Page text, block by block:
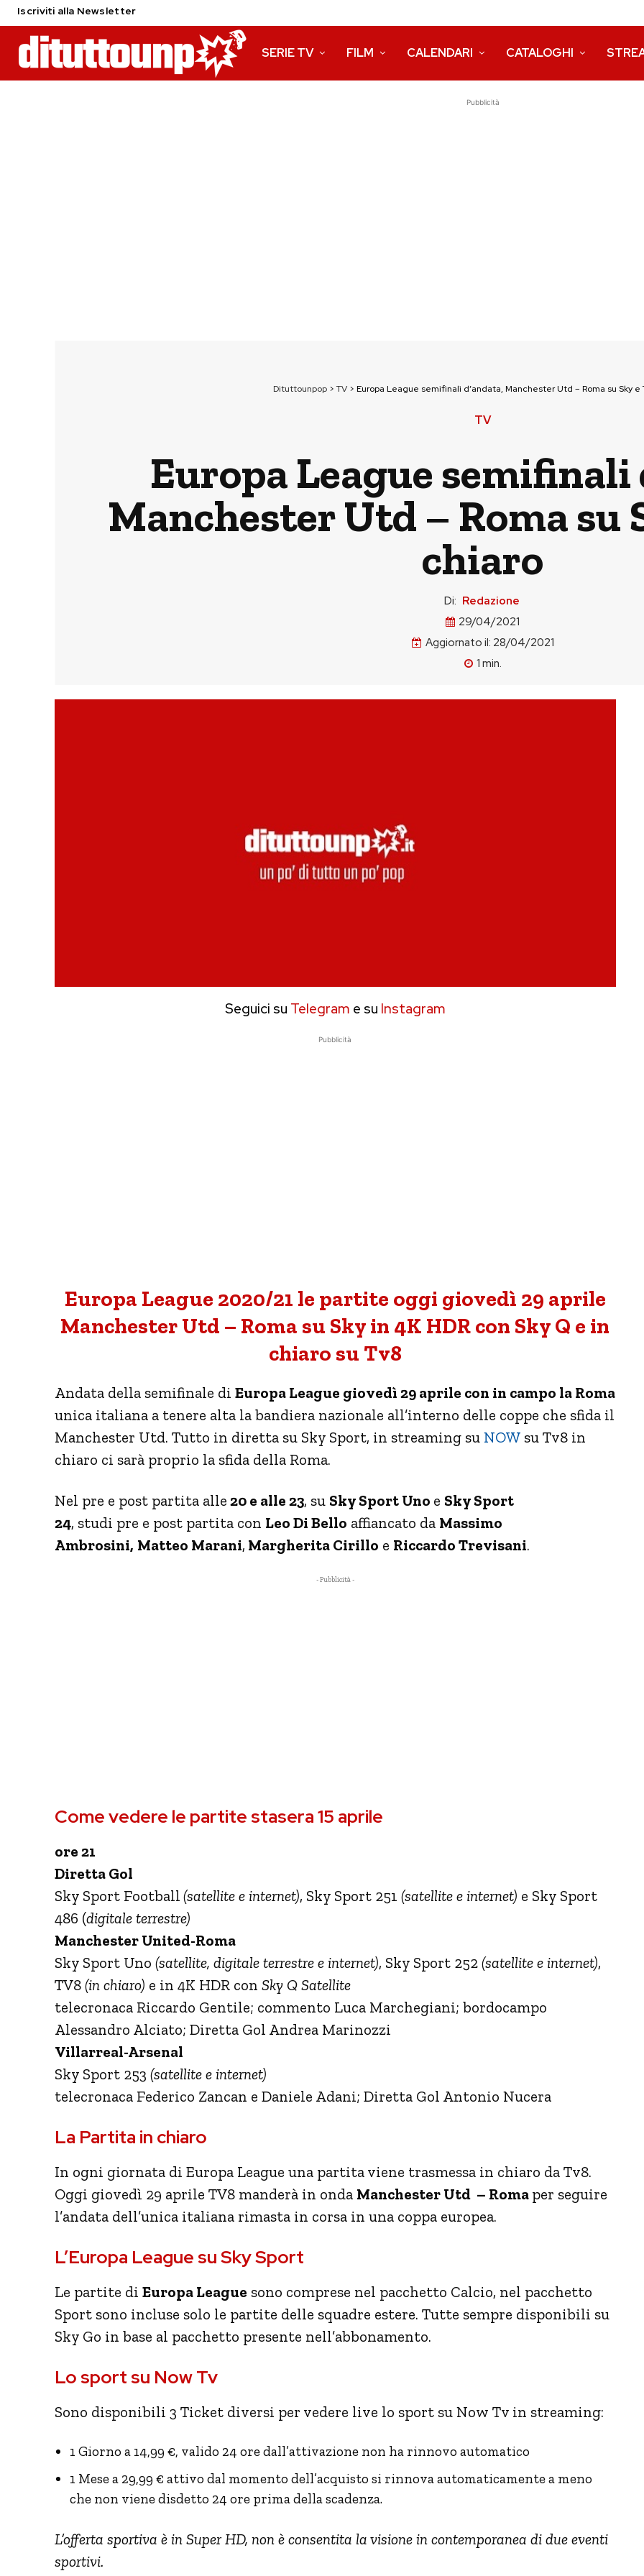
Iscriviti alla Newsletter
SERIE TV FILM CALENDARI CATALOGHI
Pubblicità
Dituttounpop> TV> Europa League semifinali d’andata, Manchester Utd – Roma su Sky e
TV
Europa League semifinali
Manchester Utd – Roma su
chiaro
Di: Redazione
29/04/2021
Aggiornato il: 28/04/2021
1 min.
Seguici su Telegram e su Instagram
Pubblicità
Europa League 2020/21 le partite oggi giovedì 29 aprile
Manchester Utd – Roma su Sky in 4K HDR con Sky Q e in
chiaro su Tv8
Andata della semifinale di Europa League giovedì 29 aprile con in campo la Roma
unica italiana a tenere alta la bandiera nazionale all’interno delle coppe che sfida il
Manchester Utd. Tutto in diretta su Sky Sport, in streaming su NOW su Tv8 in
chiaro ci sarà proprio la sfida della Roma.
Nel pre e post partita alle 20 e alle 23, su Sky Sport Uno e Sky Sport
24, studi pre e post partita con Leo Di Bello affiancato da Massimo
Ambrosini, Matteo Marani, Margherita Cirillo e Riccardo Trevisani.
- Pubblicità -
Come vedere le partite stasera 15 aprile
ore 21
Diretta Gol
Sky Sport Football (satellite e internet), Sky Sport 251 (satellite e internet) e Sky Sport
486 (digitale terrestre)
Manchester United-Roma
Sky Sport Uno (satellite, digitale terrestre e internet), Sky Sport 252 (satellite e internet),
TV8 (in chiaro) e in 4K HDR con Sky Q Satellite
telecronaca Riccardo Gentile; commento Luca Marchegiani; bordocampo
Alessandro Alciato; Diretta Gol Andrea Marinozzi
Villarreal-Arsenal
Sky Sport 253 (satellite e internet)
telecronaca Federico Zancan e Daniele Adani; Diretta Gol Antonio Nucera
La Partita in chiaro
In ogni giornata di Europa League una partita viene trasmessa in chiaro da Tv8.
Oggi giovedì 29 aprile TV8 manderà in onda Manchester Utd – Roma per seguire
l’andata dell’unica italiana rimasta in corsa in una coppa europea.
L’Europa League su Sky Sport
Le partite di Europa League sono comprese nel pacchetto Calcio, nel pacchetto
Sport sono incluse solo le partite delle squadre estere. Tutte sempre disponibili su
Sky Go in base al pacchetto presente nell’abbonamento.
Lo sport su Now Tv
Sono disponibili 3 Ticket diversi per vedere live lo sport su Now Tv in streaming:
1 Giorno a 14,99 €, valido 24 ore dall’attivazione non ha rinnovo automatico
1 Mese a 29,99 € attivo dal momento dell’acquisto si rinnova automaticamente a meno
che non viene disdetto 24 ore prima della scadenza.
L’offerta sportiva è in Super HD, non è consentita la visione in contemporanea di due eventi
sportivi.